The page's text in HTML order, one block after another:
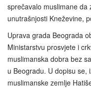
sprečavalo muslimane da
unutrašnjosti Kneževine,
Uprava grada Beograda
Ministarstvu prosvjete i
muslimanska dobra bez
u Beogradu. U dopisu se,
muslimanske zemlje